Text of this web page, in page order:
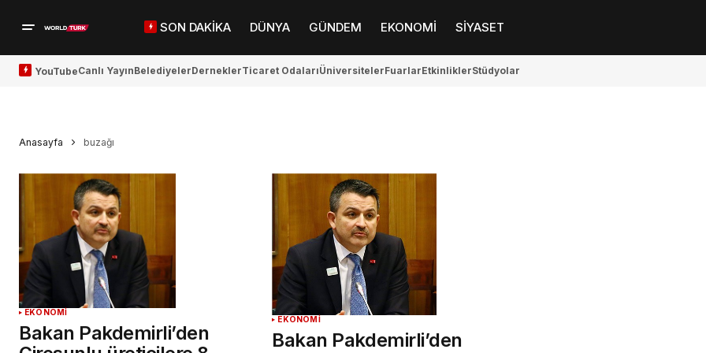
SON DAKİKA DÜNYA GÜNDEM EKONOMİ SİYASET
YouTubeCanlı YayınBelediyelerDerneklerTicaret OdalarıÜniversitelerFuarlarEtkinliklerStüdyolar
Anasayfa buzağı
EKONOMİ
Bakan Pakdemirli’den
EKONOMİ
Bakan Pakdemirli’den